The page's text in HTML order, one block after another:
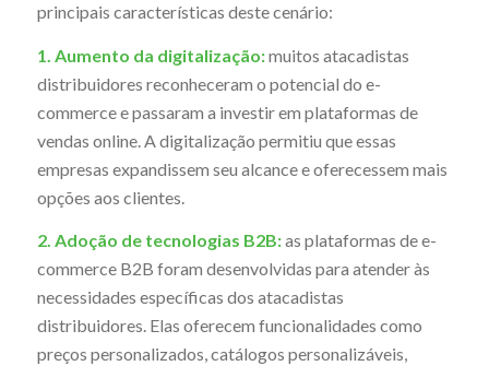
principais características deste cenário:
1. Aumento da digitalização:muitos atacadistas
distribuidores reconheceram o potencial do e-
commerce e passaram a investir em plataformas de
vendas online. A digitalização permitiu que essas
empresas expandissem seu alcance e oferecessem mais
opções aos clientes.
2. Adoção de tecnologias B2B:as plataformas de e-
commerce B2B foram desenvolvidas para atender às
necessidades específicas dos atacadistas
distribuidores. Elas oferecem funcionalidades como
preços personalizados, catálogos personalizáveis,